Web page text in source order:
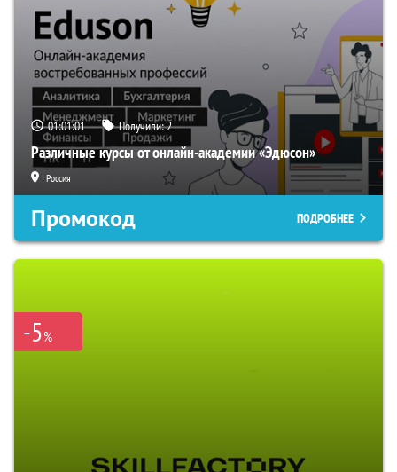
01:01:00 Получили:2
Различные курсы от онлайн-академии «Эдюсон»
Россия
Промокод ПОДРОБНЕЕ
-5%